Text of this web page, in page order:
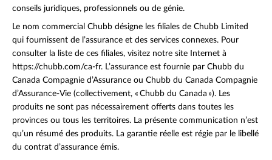
conseils juridiques, professionnels ou de génie.
Le nom commercial Chubb désigne les filiales de Chubb Limited
qui fournissent de l’assurance et des services connexes. Pour
consulter la liste de ces filiales, visitez notre site Internet à
https://chubb.com/ca-fr. L’assurance est fournie par Chubb du
Canada Compagnie d’Assurance ou Chubb du Canada Compagnie
d’Assurance-Vie (collectivement, « Chubb du Canada »). Les
produits ne sont pas nécessairement offerts dans toutes les
provinces ou tous les territoires. La présente communication n’est
qu’un résumé des produits. La garantie réelle est régie par le libellé
du contrat d’assurance émis.